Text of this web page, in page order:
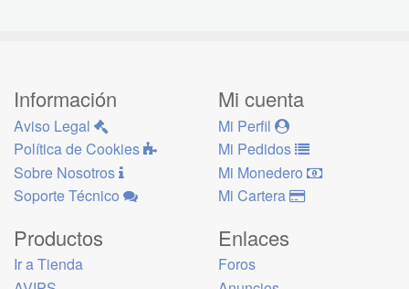
Información
Aviso Legal
Política de Cookies
Sobre Nosotros
Soporte Técnico
Mi cuenta
Mi Perfil
Mi Pedidos
Mi Monedero
Mi Cartera
Productos
Ir a Tienda
Enlaces
Foros